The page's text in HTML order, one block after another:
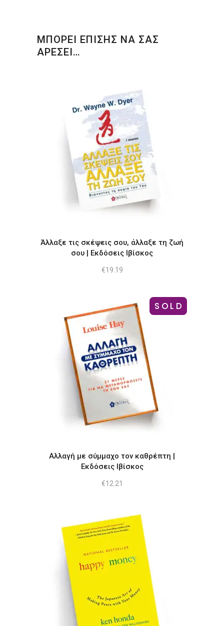
ΜΠΟΡΕΙ ΕΠΙΣΗΣ ΝΑ ΣΑΣ
ΑΡΕΣΕΙ…
Άλλαξε τις σκέψεις σου, άλλαξε τη ζωή
σου | Εκδόσεις Ιβίσκος
€19.19
SOLD
Αλλαγή με σύμμαχο τον καθρέπτη |
Εκδόσεις Ιβίσκος
€12.21